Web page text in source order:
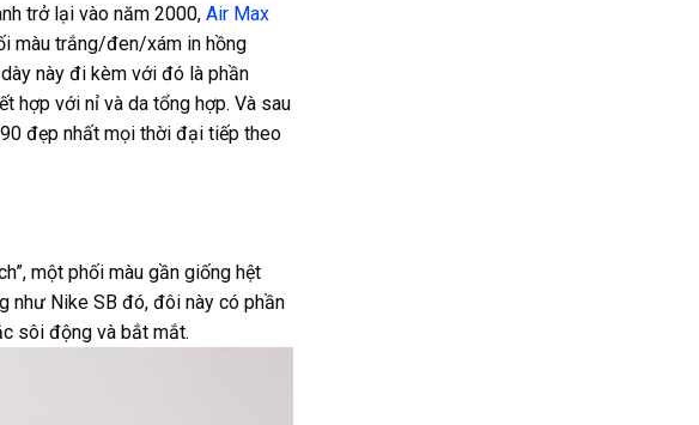
trở lại vào năm 2000, Air Max
màu trắng/đen/xám in hồng
này đi kèm với đó là phần
hợp với nỉ và da tổng hợp. Và sau
đẹp nhất mọi thời đại tiếp theo
một phối màu gần giống hệt
như Nike SB đó, đôi này có phần
sôi động và bắt mắt.